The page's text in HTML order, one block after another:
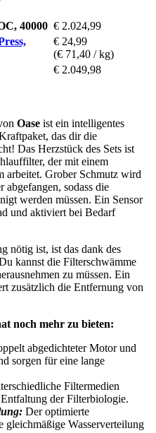
40000 € 2.024,99
€ 24,99
(€ 71,40 / kg)
€ 2.049,98
Oase ist ein intelligentes
das dir die
Das Herzstück des Sets ist
der mit einem
arbeitet. Grober Schmutz wird
sodass die
werden müssen. Ein Sensor
und aktiviert bei Bedarf
nötig ist, ist das dank des
kannst die Filterschwämme
zu müssen. Ein
zusätzlich die Entfernung von
noch mehr zu bieten:
abgedichteter Motor und
sorgen für eine lange
Filtermedien
der Filterbiologie.
Der optimierte
gleichmäßige Wasserverteilung